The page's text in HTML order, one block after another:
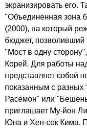
экранизировать его.
"Объединенная зона
(2000), на который
бюджет, позволивший
"Мост в одну
Корей. Для работы
представляет собой
показанным с разных
Расемон" или
приглашает Му-йон
Юна и Хен-сок Кима.